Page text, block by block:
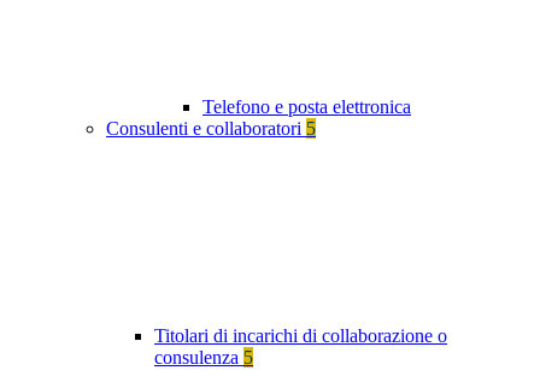
Telefono e posta elettronica
Consulenti e collaboratori 5
Titolari di incarichi di collaborazione o
consulenza 5